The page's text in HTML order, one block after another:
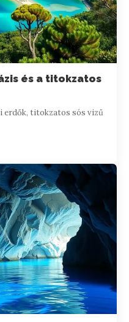
és a titokzatos
erdők, titokzatos sós vizű